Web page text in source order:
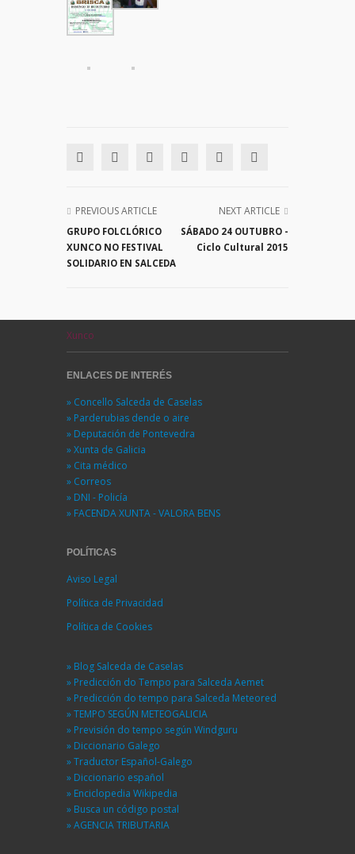
PREVIOUS ARTICLE
GRUPO FOLCLÓRICO
XUNCO NO FESTIVAL
SOLIDARIO EN SALCEDA
NEXT ARTICLE
SÁBADO 24 OUTUBRO -
Ciclo Cultural 2015
Xunco
ENLACES DE INTERÉS
» Concello Salceda de Caselas
» Parderubias dende o aire
» Deputación de Pontevedra
» Xunta de Galicia
» Cita médico
» Correos
» DNI - Policía
» FACENDA XUNTA - VALORA BENS
POLÍTICAS
Aviso Legal
Política de Privacidad
Política de Cookies
» Blog Salceda de Caselas
» Predicción do Tempo para Salceda Aemet
» Predicción do tempo para Salceda Meteored
» TEMPO SEGÚN METEOGALICIA
» Previsión do tempo según Windguru
» Diccionario Galego
» Traductor Español-Galego
» Diccionario español
» Enciclopedia Wikipedia
» Busca un código postal
» AGENCIA TRIBUTARIA